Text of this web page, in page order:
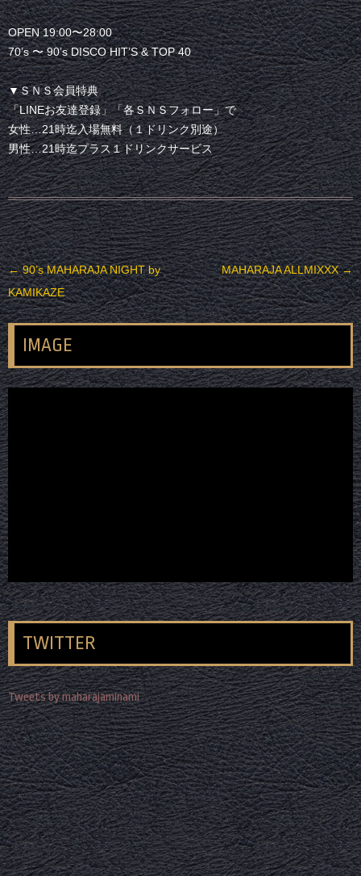
OPEN 19:00〜28:00
70’s 〜 90’s DISCO HIT’S & TOP 40
▼ＳＮＳ会員特典
「LINEお友達登録」「各ＳＮＳフォロー」で
女性…21時迄入場無料（１ドリンク別途）
男性…21時迄プラス１ドリンクサービス
投稿ナビゲーション
←90’s MAHARAJA NIGHT by
KAMIKAZE
MAHARAJA ALLMIXXX→
IMAGE
TWITTER
Tweets by maharajaminami